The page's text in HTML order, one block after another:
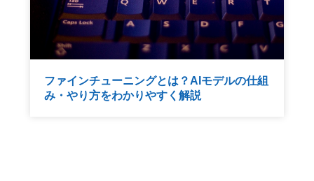
ファインチューニングとは？AIモデルの仕組
み・やり方をわかりやすく解説